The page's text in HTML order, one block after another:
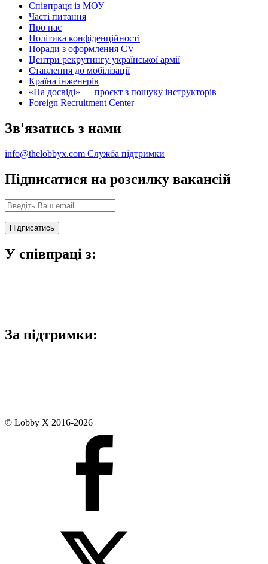
Співпраця із МОУ
Часті питання
Про нас
Політика конфіденційності
Поради з оформлення CV
Центри рекрутингу української армії
Ставлення до мобілізації
Країна інженерів
«На досвіді» — проєкт з пошуку інструкторів
Foreign Recruitment Center
Зв'язатись з нами
info@thelobbyx.com Служба підтримки
Підписатися на розсилку вакансій
У співпраці з:
За підтримки:
© Lobby X 2016-2026